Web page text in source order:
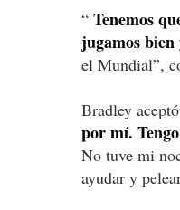
“ Tenemos
jugamos
el Mundial”,
Bradley
por mí.
No tuve mi
ayudar y